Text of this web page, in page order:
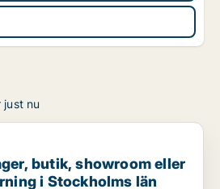
just nu
showroom eller garage för
butik, showroom eller
i Stockholms län